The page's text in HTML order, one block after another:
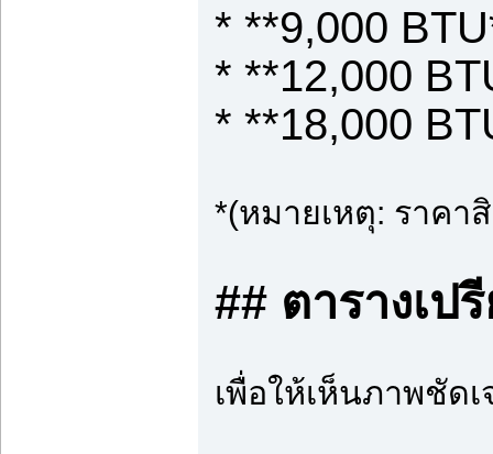
* **9,000
* **12,000
* **18,000
*(หมายเหตุ: ราค
## ตารางเ
เพื่อให้เห็นภาพชัด